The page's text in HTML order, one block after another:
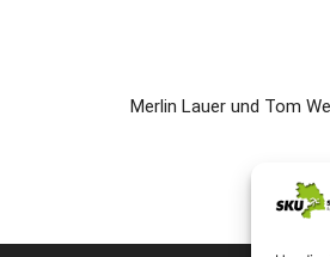
Merlin Lauer und Tom